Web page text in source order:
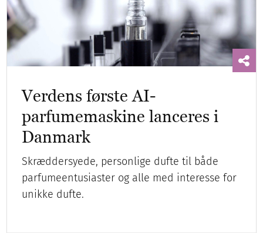
Verdens første AI-
parfumemaskine lanceres i
Danmark
Skræddersyede, personlige dufte til både
parfumeentusiaster og alle med interesse for
unikke dufte.